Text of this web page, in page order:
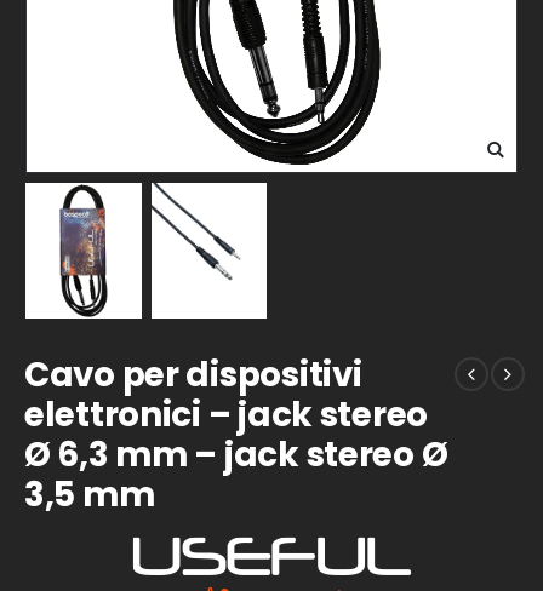
Cavo per dispositivi
elettronici – jack stereo
Ø 6,3 mm – jack stereo Ø
3,5 mm